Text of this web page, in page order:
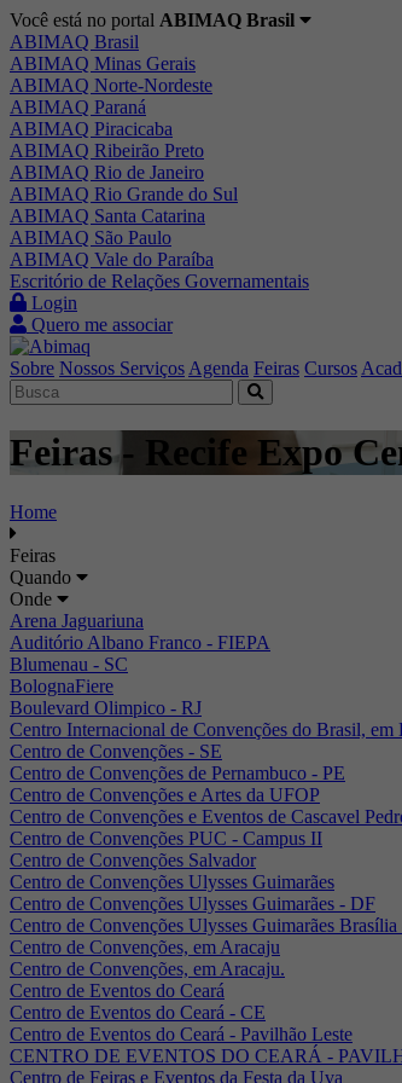
Você está no portal ABIMAQ Brasil
ABIMAQ Brasil
ABIMAQ Minas Gerais
ABIMAQ Norte-Nordeste
ABIMAQ Paraná
ABIMAQ Piracicaba
ABIMAQ Ribeirão Preto
ABIMAQ Rio de Janeiro
ABIMAQ Rio Grande do Sul
ABIMAQ Santa Catarina
ABIMAQ São Paulo
ABIMAQ Vale do Paraíba
Escritório de Relações Governamentais
Login
Quero me associar
Sobre Nossos Serviços Agenda Feiras Cursos
Feiras - Recife Expo
Home
Feiras
Quando
Onde
Arena Jaguariuna
Auditório Albano Franco - FIEPA
Blumenau - SC
BolognaFiere
Boulevard Olimpico - RJ
Centro Internacional de Convenções do Brasil, em
Centro de Convenções - SE
Centro de Convenções de Pernambuco - PE
Centro de Convenções e Artes da UFOP
Centro de Convenções e Eventos de Cascavel
Centro de Convenções PUC - Campus II
Centro de Convenções Salvador
Centro de Convenções Ulysses Guimarães
Centro de Convenções Ulysses Guimarães - DF
Centro de Convenções Ulysses Guimarães
Centro de Convenções, em Aracaju
Centro de Convenções, em Aracaju.
Centro de Eventos do Ceará
Centro de Eventos do Ceará - CE
Centro de Eventos do Ceará - Pavilhão Leste
CENTRO DE EVENTOS DO CEARÁ -
Centro de Feiras e Eventos da Festa da Uva